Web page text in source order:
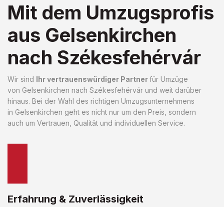
Mit dem Umzugsprofis
aus Gelsenkirchen
nach Székesfehérvár
Wir sind Ihr vertrauenswürdiger Partnerfür Umzüge
von Gelsenkirchen nach Székesfehérvár und weit darüber
hinaus. Bei der Wahl des richtigen Umzugsunternehmens
in Gelsenkirchen geht es nicht nur um den Preis, sondern
auch um Vertrauen, Qualität und individuellen Service.
Erfahrung & Zuverlässigkeit